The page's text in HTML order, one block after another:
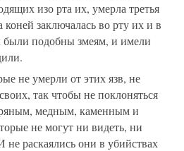
изо рта их, умерла третья
заключалась во рту их и в
были подобны змеям, и имели
не умерли от этих язв, не
так чтобы не поклоняться
медным, каменным и
не могут ни видеть, ни
раскаялись они в убийствах